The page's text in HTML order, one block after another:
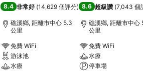
8.4 非常好 (14,629 個評分)
礁溪鄉, 距離市中心 5.3
公里
免費 WiFi
游泳池
水療
8.6 超級讚 (7,043 個
礁溪鄉, 距離市中心
公里
免費 WiFi
水療
停車場